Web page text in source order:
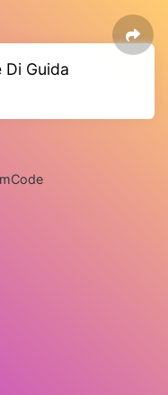
Di Guida